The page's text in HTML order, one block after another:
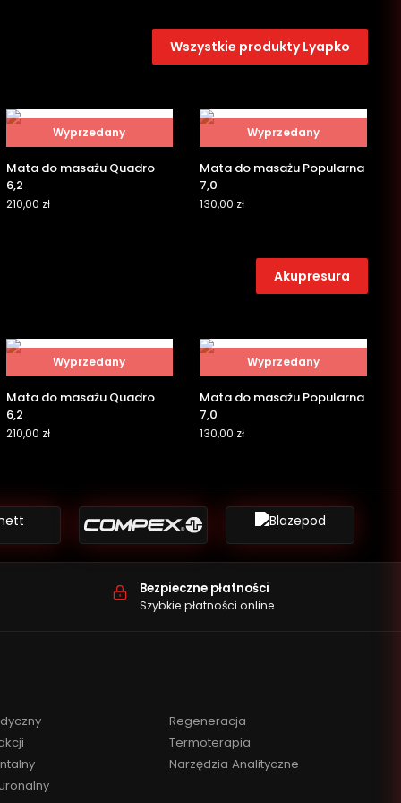
Wszystkie produkty Lyapko
Wyprzedany
Mata do masażu Quadro
6,2
210,00 zł
Wyprzedany
Mata do masażu Popularna
7,0
130,00 zł
Akupresura
Wyprzedany
Mata do masażu Quadro
6,2
210,00 zł
Wyprzedany
Mata do masażu Popularna
7,0
130,00 zł
Bezpieczne płatności
Szybkie płatności online
Regeneracja
Termoterapia
Narzędzia Analityczne